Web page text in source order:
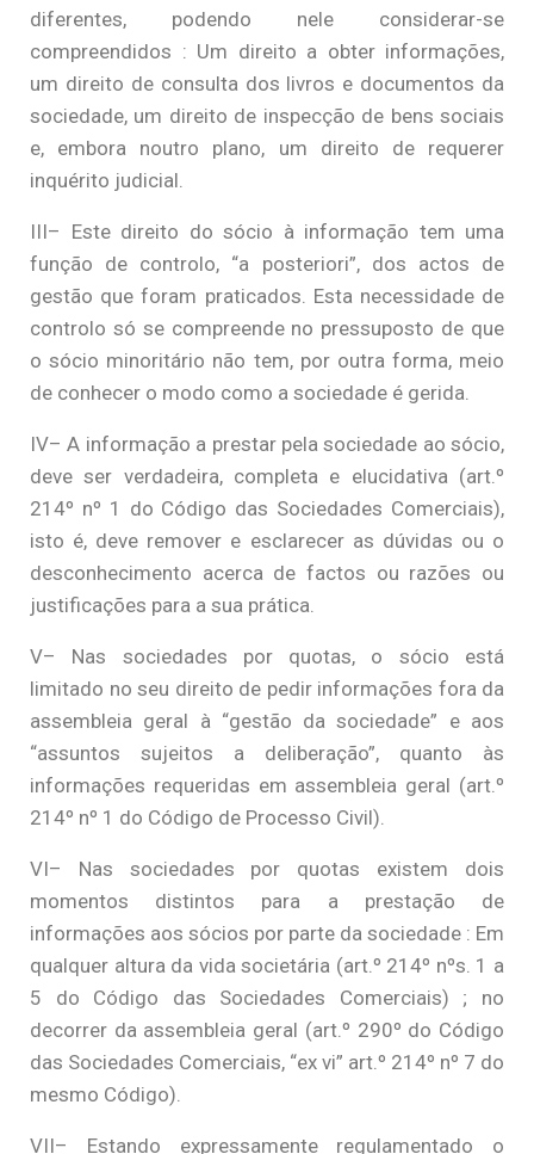
diferentes, podendo nele considerar-se
compreendidos : Um direito a obter informações,
um direito de consulta dos livros e documentos da
sociedade, um direito de inspecção de bens sociais
e, embora noutro plano, um direito de requerer
inquérito judicial.
III– Este direito do sócio à informação tem uma
função de controlo, “a posteriori”, dos actos de
gestão que foram praticados. Esta necessidade de
controlo só se compreende no pressuposto de que
o sócio minoritário não tem, por outra forma, meio
de conhecer o modo como a sociedade é gerida.
IV– A informação a prestar pela sociedade ao sócio,
deve ser verdadeira, completa e elucidativa (art.º
214º nº 1 do Código das Sociedades Comerciais),
isto é, deve remover e esclarecer as dúvidas ou o
desconhecimento acerca de factos ou razões ou
justificações para a sua prática.
V– Nas sociedades por quotas, o sócio está
limitado no seu direito de pedir informações fora da
assembleia geral à “gestão da sociedade” e aos
“assuntos sujeitos a deliberação”, quanto às
informações requeridas em assembleia geral (art.º
214º nº 1 do Código de Processo Civil).
VI– Nas sociedades por quotas existem dois
momentos distintos para a prestação de
informações aos sócios por parte da sociedade : Em
qualquer altura da vida societária (art.º 214º nºs. 1 a
5 do Código das Sociedades Comerciais) ; no
decorrer da assembleia geral (art.º 290º do Código
das Sociedades Comerciais, “ex vi” art.º 214º nº 7 do
mesmo Código).
VII– Estando expressamente regulamentado o